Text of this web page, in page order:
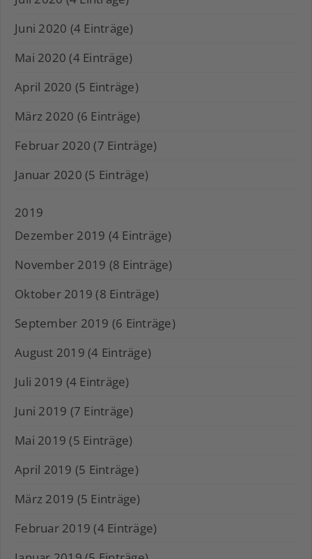
Juni 2020 (4 Einträge)
Mai 2020 (4 Einträge)
April 2020 (5 Einträge)
März 2020 (6 Einträge)
Februar 2020 (7 Einträge)
Januar 2020 (5 Einträge)
2019
Dezember 2019 (4 Einträge)
November 2019 (8 Einträge)
Oktober 2019 (8 Einträge)
September 2019 (6 Einträge)
August 2019 (4 Einträge)
Juli 2019 (4 Einträge)
Juni 2019 (7 Einträge)
Mai 2019 (5 Einträge)
April 2019 (5 Einträge)
März 2019 (5 Einträge)
Februar 2019 (4 Einträge)